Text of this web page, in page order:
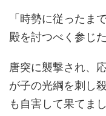
「時勢に従ったま
殿を討つべく参じた
唐突に襲撃され、
が子の光綱を刺し
も自害して果てまし